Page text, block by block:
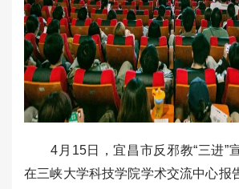
4月15日，宜昌市反邪教“三进”
在三峡大学科技学院学术交流中心报